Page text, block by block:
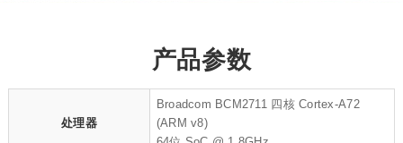
产品参数
处理器
Broadcom BCM2711 四核 Cortex-A72
(ARM v8)